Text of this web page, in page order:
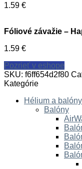
1.59 €
Fóliové závažie –
1.59 €
Pozrieť v eshope
SKU: f6ff654d2f80
Kategórie
Hélium a balóny
Balóny